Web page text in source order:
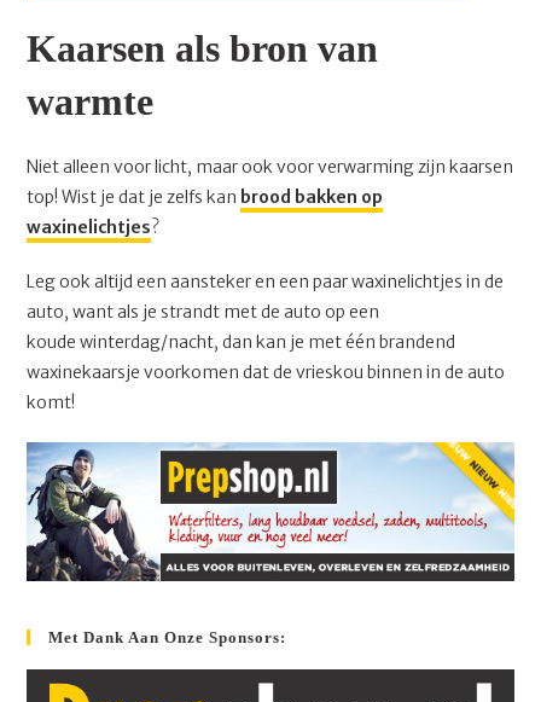
Kaarsen als bron van
warmte
Niet alleen voor licht, maar ook voor verwarming zijn kaarsen
top! Wist je dat je zelfs kan brood bakken op
waxinelichtjes?
Leg ook altijd een aansteker en een paar waxinelichtjes in de
auto, want als je strandt met de auto op een
koude winterdag/nacht, dan kan je met één brandend
waxinekaarsje voorkomen dat de vrieskou binnen in de auto
komt!
Met Dank Aan Onze Sponsors: